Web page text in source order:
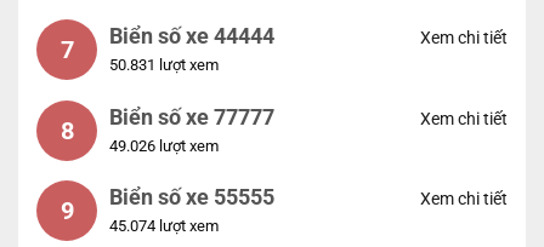
7 Biển số xe 44444
50.831 lượt xem
Xem chi tiết
8 Biển số xe 77777
49.026 lượt xem
Xem chi tiết
9 Biển số xe 55555
45.074 lượt xem
Xem chi tiết